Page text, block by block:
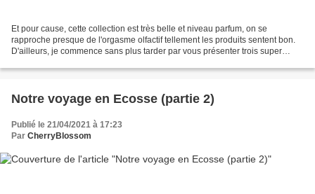
Et pour cause, cette collection est très belle et niveau parfum, on se
rapproche presque de l'orgasme olfactif tellement les produits sentent bon.
D'ailleurs, je commence sans plus tarder par vous présenter trois super
Notre voyage en Ecosse (partie 2)
Publié le 21/04/2021 à 17:23
Par CherryBlossom